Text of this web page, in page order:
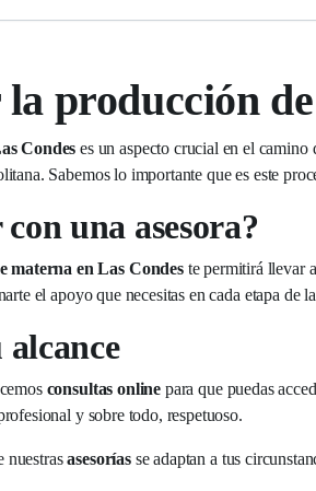
producción
Condes es un aspecto crucial en el
Sabemos lo importante que es este
una asesora?
materna en Las Condeste permitirá llevar
el apoyo que necesitas en cada etapa de
consultas online para que puedas
y sobre todo, respetuoso.
nuestrasasesoríasse adaptan a tus